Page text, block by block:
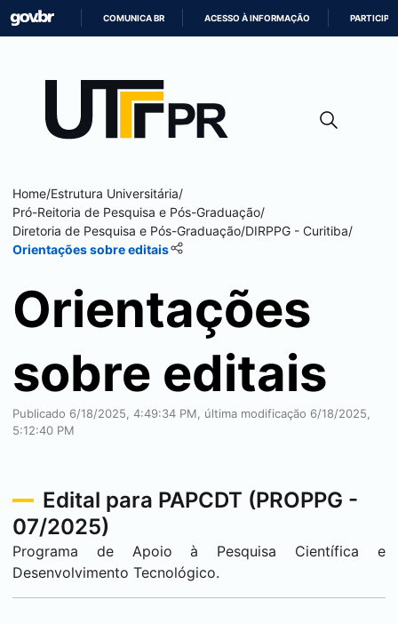
CONTEÚDO
COMUNICA BR ACESSO À INFORMAÇÃO PARTICIPE
Home/Estrutura Universitária/
Pró-Reitoria de Pesquisa e Pós-Graduação/
Diretoria de Pesquisa e Pós-Graduação/DIRPPG - Curitiba/
Orientações sobre editais
Orientações
sobre editais
Publicado 6/18/2025, 4:49:34 PM, última modificação 6/18/2025,
5:12:40 PM
Edital para PAPCDT (PROPPG -
07/2025)
Programa de Apoio à Pesquisa Científica e
Desenvolvimento Tecnológico.